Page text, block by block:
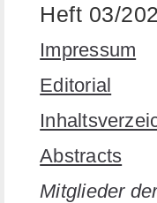
Heft 03/
Impressum
Editorial
Abstracts
Mitglieder